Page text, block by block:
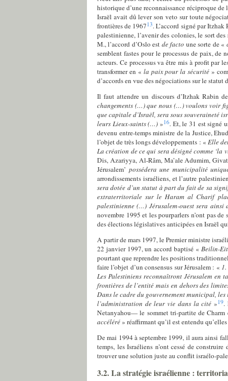
historique d’une reconnaissance réciproque
Israël avait dû lever son veto sur toute
frontières de 196713. L’accord signé par
palestinienne, l’avenir des colonies, le sort
M., l’accord d’Oslo est de facto une sorte de «
semblent fastes pour le processus de paix,
acteurs. Ce processus va être mis à profit par
transformer en « la paix pour la sécurité »
d’accords en vue des négociations sur le
Il faut attendre un discours d’Itzhak Rabin
changements (…) que nous (…) voulons voir
que capitale d’Israël, sera sous souveraineté
leurs Lieux-saints (…) »16. Et, le 31 est signé
devenu entre-temps ministre de la Justice,
l’objet de très longs développements : « Elle
La création de ce qui sera désigné comme
Dis, Azariyya, Al-Râm, Ma’ale Adumim,
Jérusalem’ possédera une municipalité
arrondissements israéliens, et l’autre
sera dotée d’un statut à part du fait de sa
extraterritoriale sur le Haram al Charif
palestinienne (…) Jérusalem-ouest sera ainsi
novembre 1995 et les pourparlers n’ont pas
des élections législatives anticipées en Israël
A partir de mars 1997, le Premier ministre
22 janvier 1997, un accord baptisé « Beilin-
pourtant que reprendre les positions
faire l’objet d’un consensus sur Jérusalem : «
Les Palestiniens reconnaîtront Jérusalem en
frontières de l’entité mais en dehors des
Dans le cadre du gouvernement municipal,
l’administration de leur vie dans la cité »19.
Netanyahou— le sommet tri-partite de Charm
accéléré» réaffirmant qu’il est entendu qu’elles
De mai 1994 à septembre 1999, il aura ainsi
temps, les Israéliens n’ont cessé de
trouver une solution juste au conflit israélo-
3.2. La stratégie israélienne :